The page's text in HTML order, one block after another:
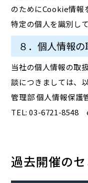
のためにCookie情報
特定の個人を識別し
８．個人情報
当社の個人情報の取
談につきましては、
管理部 個人情報保護
TEL: 03-6721-8548
過去開催の